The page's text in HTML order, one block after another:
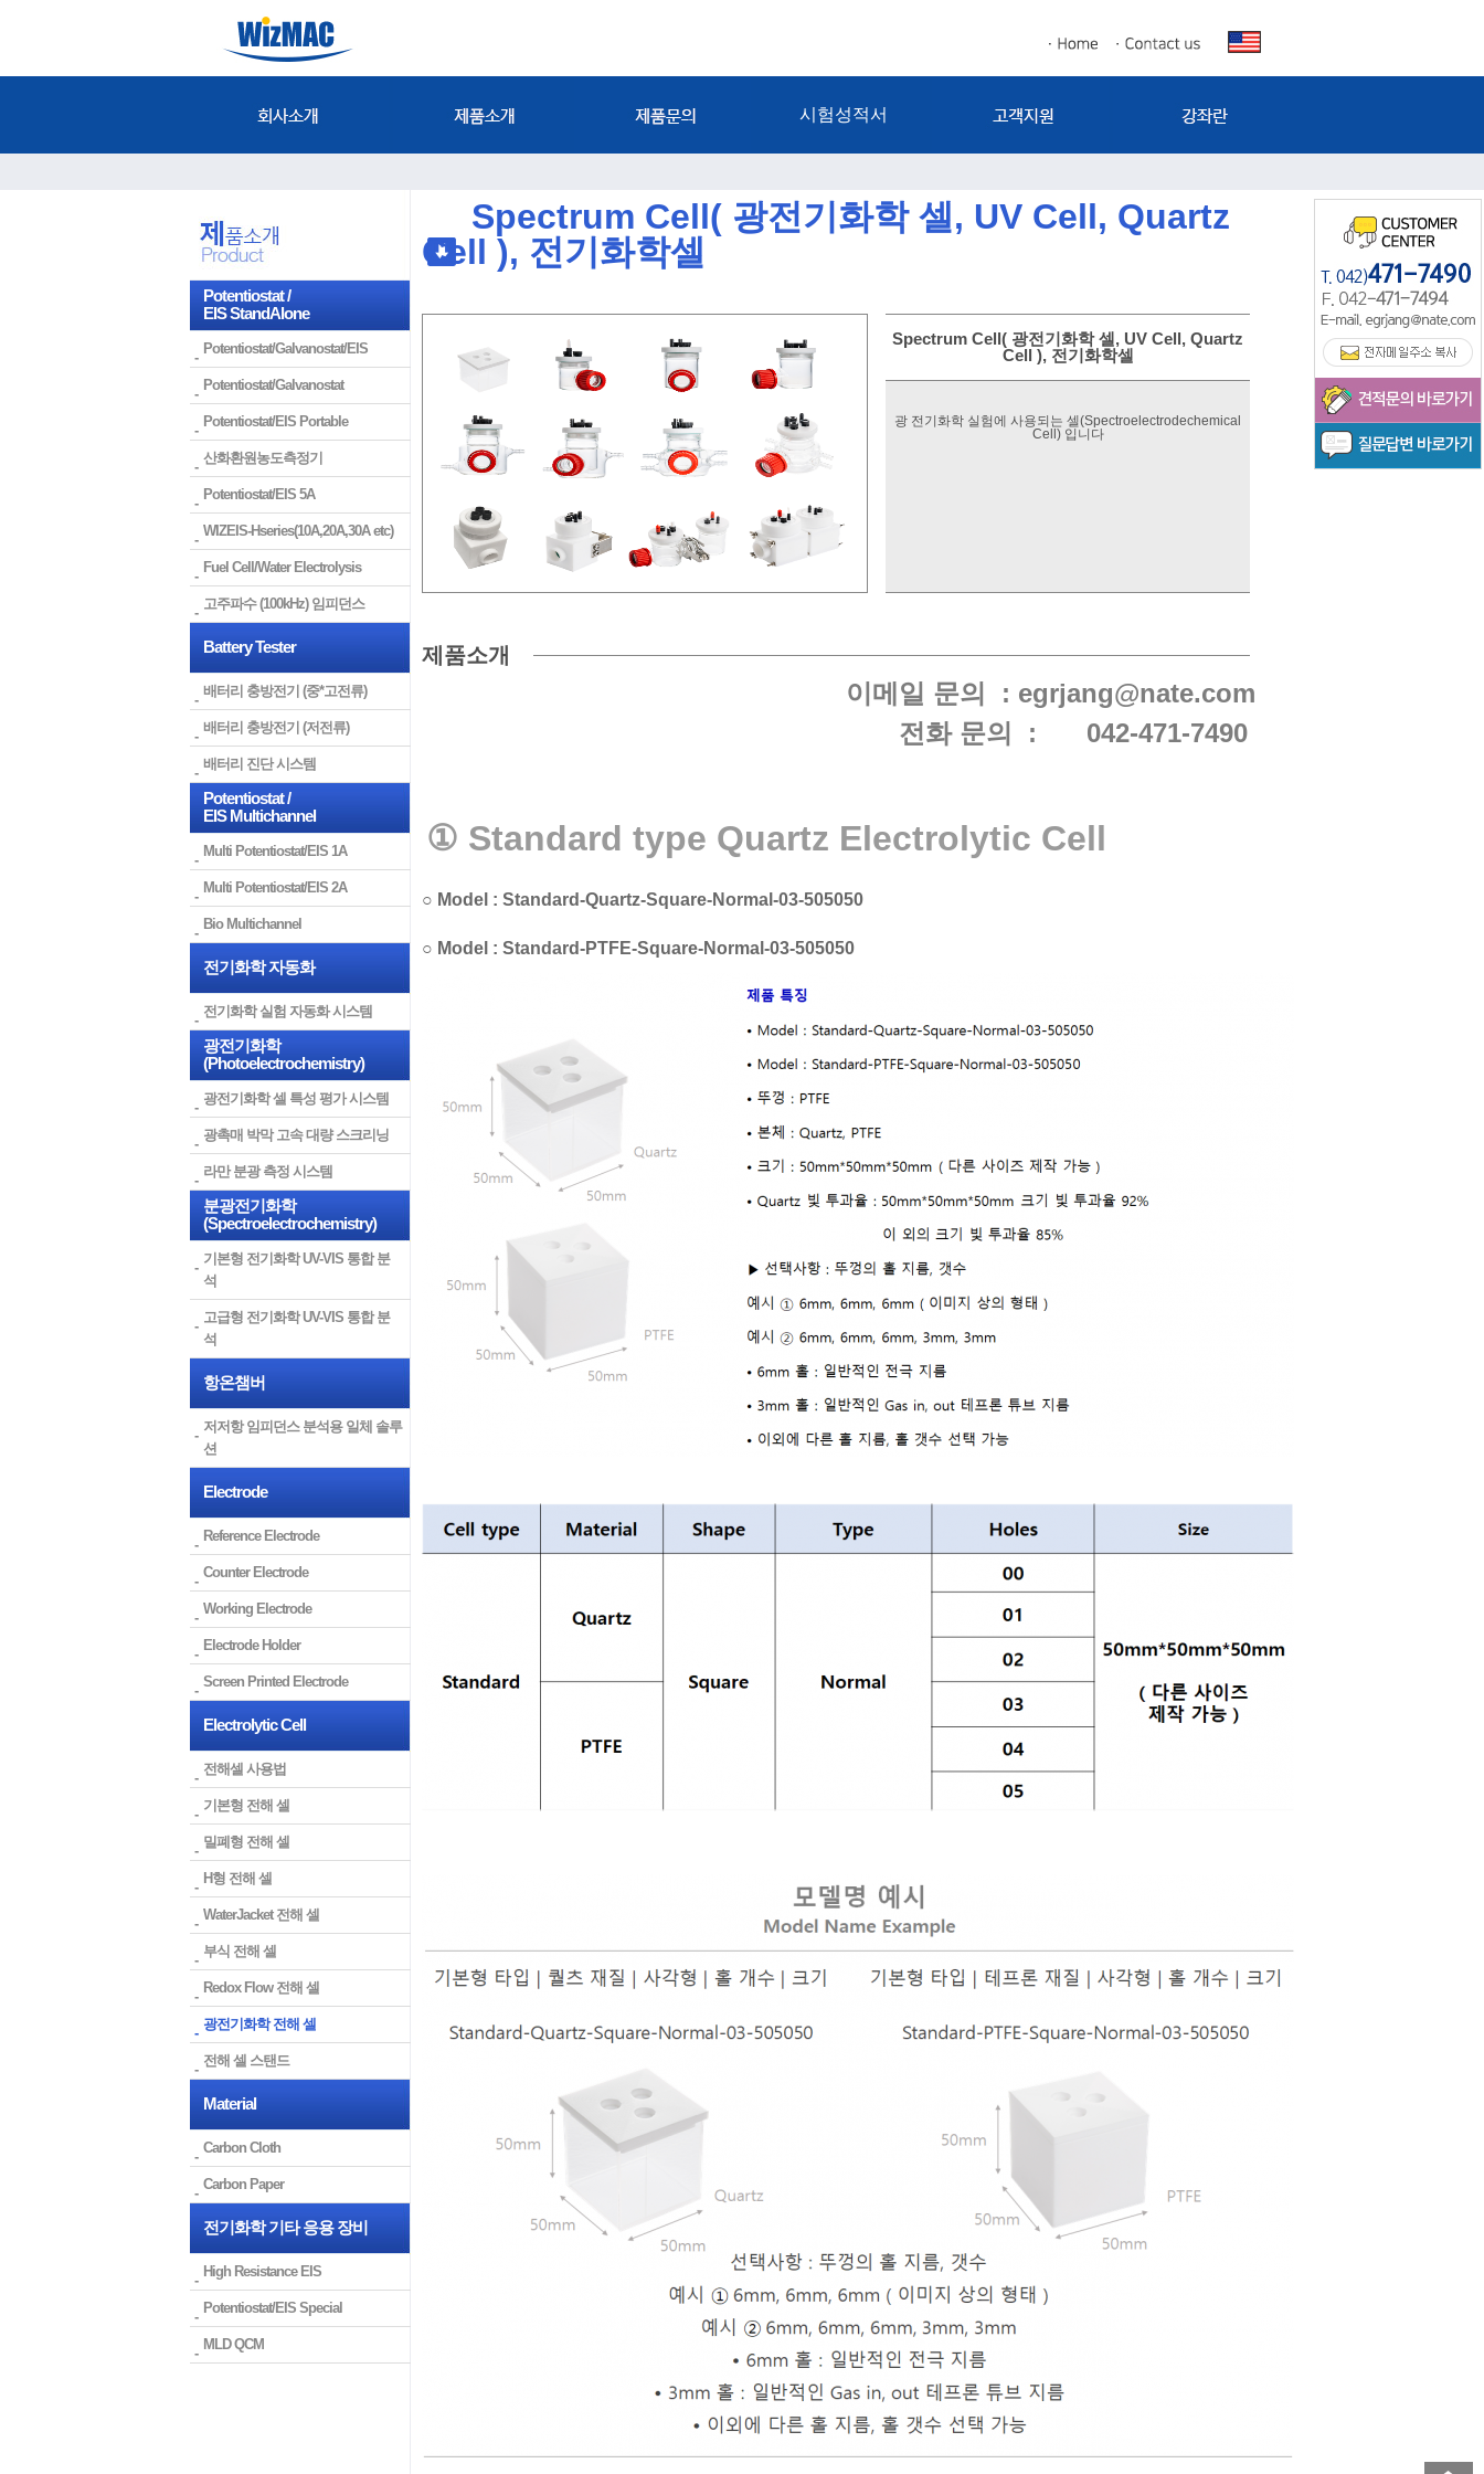
시험성적서
Potentiostat /
EIS StandAlone
Potentiostat/Galvanostat/EIS
Potentiostat/Galvanostat
Potentiostat/EIS Portable
산화환원농도측정기
Potentiostat/EIS 5A
WIZEIS-Hseries(10A,20A,30A etc)
Fuel Cell/Water Electrolysis
고주파수 (100kHz) 임피던스
Battery Tester
배터리 충방전기 (중*고전류)
배터리 충방전기 (저전류)
배터리 진단 시스템
Potentiostat /
EIS Multichannel
Multi Potentiostat/EIS 1A
Multi Potentiostat/EIS 2A
Bio Multichannel
전기화학 자동화
전기화학 실험 자동화 시스템
광전기화학
(Photoelectrochemistry)
광전기화학 셀 특성 평가 시스템
광촉매 박막 고속 대량 스크리닝
라만 분광 측정 시스템
분광전기화학
(Spectroelectrochemistry)
기본형 전기화학 UV-VIS 통합 분
석
고급형 전기화학 UV-VIS 통합 분
석
항온챔버
저저항 임피던스 분석용 일체 솔루
션
Electrode
Reference Electrode
Counter Electrode
Working Electrode
Electrode Holder
Screen Printed Electrode
Electrolytic Cell
전해셀 사용법
기본형 전해 셀
밀폐형 전해 셀
H형 전해 셀
WaterJacket 전해 셀
부식 전해 셀
Redox Flow 전해 셀
광전기화학 전해 셀
전해 셀 스탠드
Material
Carbon Cloth
Carbon Paper
전기화학 기타 응용 장비
High Resistance EIS
Potentiostat/EIS Special
MLD QCM
Spectrum Cell( 광전기화학 셀, UV Cell, Quartz
Cell ), 전기화학셀
Spectrum Cell( 광전기화학 셀, UV Cell, Quartz
Cell ), 전기화학셀
광 전기화학 실험에 사용되는 셀(Spectroelectrodechemical
Cell) 입니다
제품소개
이메일 문의 : egrjang@nate.com
전화 문의 :
042-471-7490
① Standard type Quartz Electrolytic Cell
○ Model : Standard-Quartz-Square-Normal-03-505050
○ Model : Standard-PTFE-Square-Normal-03-505050